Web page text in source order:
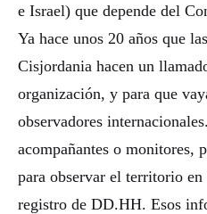
e Israel) que depende del
Ya hace unos 20 años que
Cisjordania hacen un
organización, y para que
observadores
acompañantes o monitores,
para observar el territorio
registro de DD.HH. Esos